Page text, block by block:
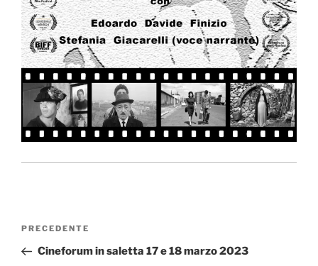
Navigazione
Articolo
precedente:
PRECEDENTE
Cineforum in saletta 17 e 18 marzo 2023